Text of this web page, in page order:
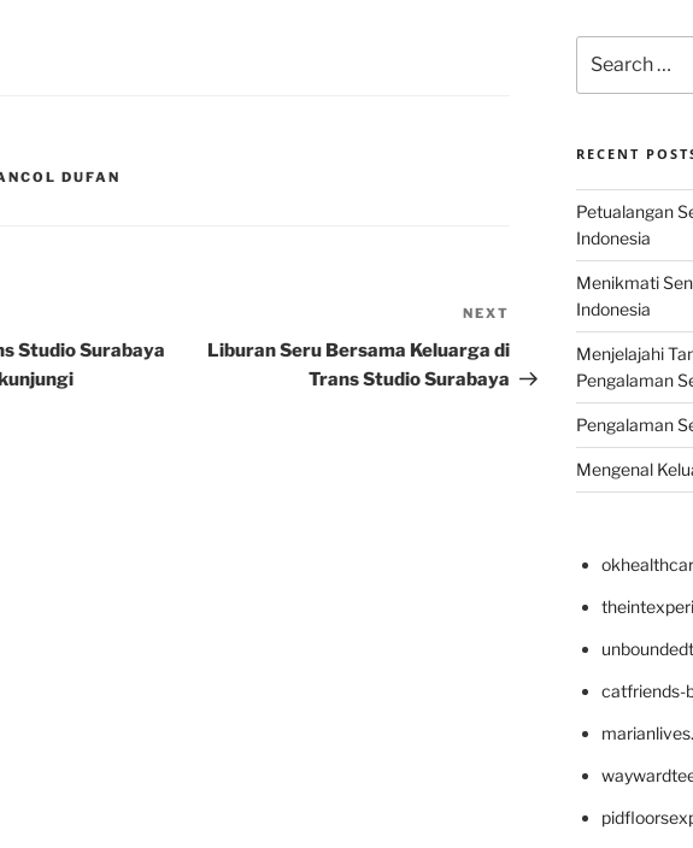
DUFAN
Studio Surabaya
Post
NEXT
Liburan Seru Bersama Keluarga di
Trans Studio Surabaya
for:
RECENT
Petualangan
Indonesia
Menikmati
Indonesia
Menjelajahi
Pengalaman
Pengalaman
Mengenal
catfriends-